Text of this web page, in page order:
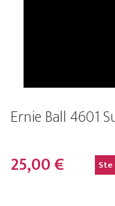
Ernie Ball 4601
25,00 €